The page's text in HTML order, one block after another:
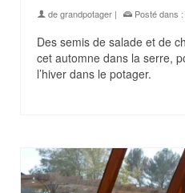
degrandpotager | Posté dans :
Des semis de salade et de
cet automne dans la serre,
l’hiver dans le potager.